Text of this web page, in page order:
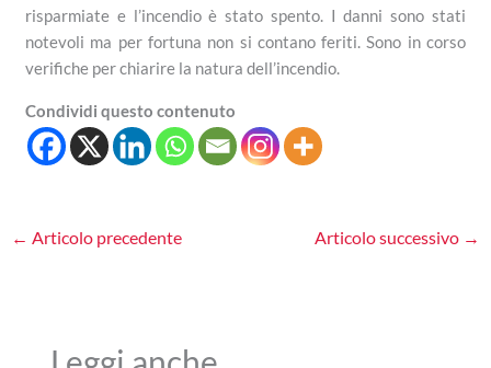
risparmiate e l’incendio è stato spento. I danni sono stati
notevoli ma per fortuna non si contano feriti. Sono in corso
verifiche per chiarire la natura dell’incendio.
Condividi questo contenuto
← Articolo precedente Articolo successivo →